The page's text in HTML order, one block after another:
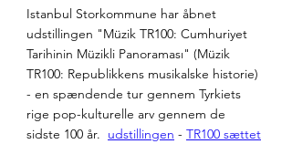
Istanbul Storkommune har åbnet
udstillingen "Müzik TR100: Cumhuriyet
Tarihinin Müzikli Panoraması" (Müzik
TR100: Republikkens musikalske historie)
- en spændende tur gennem Tyrkiets
rige pop-kulturelle arv gennem de
sidste 100 år. udstillingen - TR100 sættet